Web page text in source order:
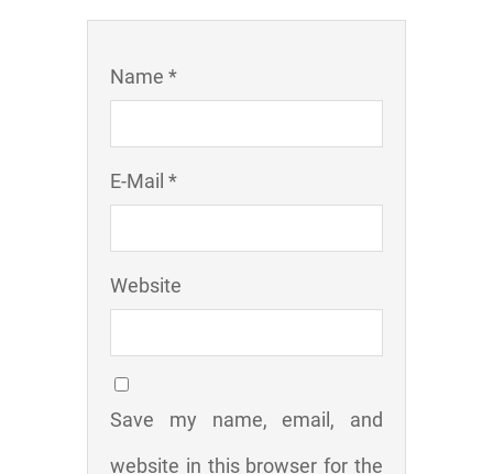
Name *
E-Mail *
Website
Save my name, email, and
website in this browser for the